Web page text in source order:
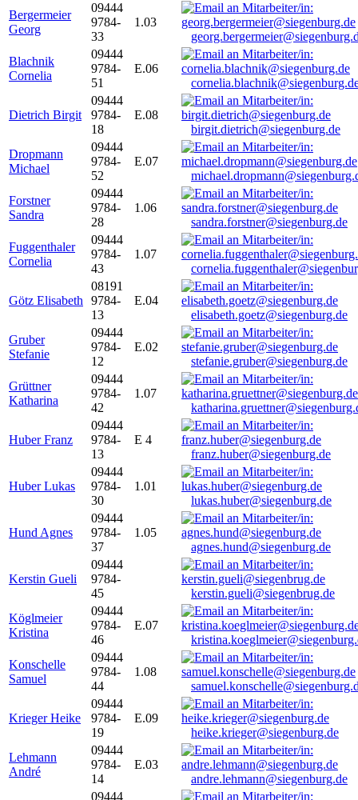
Bergermeier
Georg
09444
9784-
33
1.03
Blachnik
Cornelia
09444
9784-
51
E.06
Dietrich Birgit
09444
9784-
18
E.08
birgit.dietrich@siegenburg.de
Dropmann
Michael
09444
9784-
52
E.07
Forstner
Sandra
09444
9784-
28
1.06
sandra.forstner@siegenburg.de
Fuggenthaler
Cornelia
09444
9784-
43
1.07
Götz Elisabeth
08191
9784-
13
E.04
elisabeth.goetz@siegenburg.de
Gruber
Stefanie
09444
9784-
12
E.02
stefanie.gruber@siegenburg.de
Grüttner
Katharina
09444
9784-
42
1.07
Huber Franz
09444
9784-
13
E 4
franz.huber@siegenburg.de
Huber Lukas
09444
9784-
30
1.01
lukas.huber@siegenburg.de
Hund Agnes
09444
9784-
37
1.05
agnes.hund@siegenburg.de
Kerstin Gueli
09444
9784-
45
kerstin.gueli@siegenbrug.de
Köglmeier
Kristina
09444
9784-
46
E.07
Konschelle
Samuel
09444
9784-
44
1.08
Krieger Heike
09444
9784-
19
E.09
heike.krieger@siegenburg.de
Lehmann
André
09444
9784-
14
E.03
andre.lehmann@siegenburg.de
09444